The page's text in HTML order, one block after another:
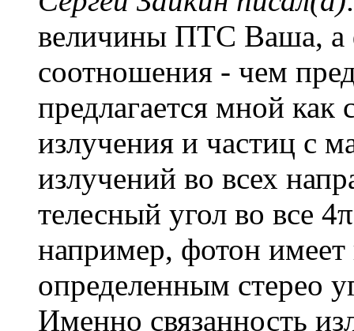
величины ПТС Ваша, а
соотношения - чем
предлагается мной
излучения и частиц с
излучений во всех
телесный угол во все
например, фотон имеет
определенным стерео
Именно связанность